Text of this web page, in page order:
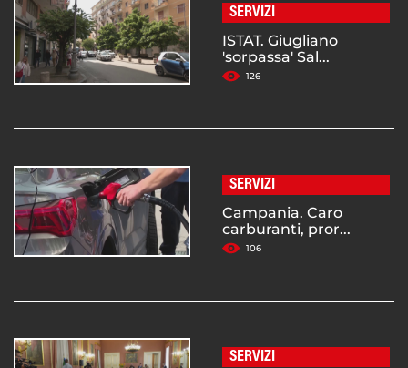
SERVIZI
ISTAT. Giugliano
'sorpassa' Sal...
126
SERVIZI
Campania. Caro
carburanti, pror...
106
SERVIZI